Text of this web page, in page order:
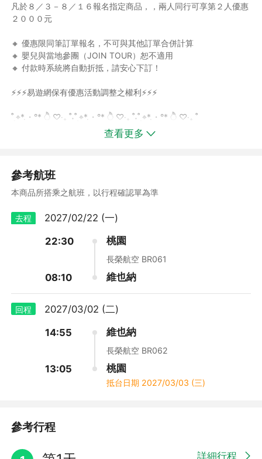
捷克最美童話小鎮~庫倫諾夫
1992年被聯合國指定為世界文化遺產的庫倫洛夫小鎮(又稱CK小
散發出濃郁的古典氣息，令人發思古之幽情。
夢幻湖區小鎮~哈斯塔特
湖水，猶如仙境童話般美麗，正是奧地利最具代表性的風景。
▸布拉格市民會館風味餐 ▸皮爾森啤酒館風味餐 ▸維也納必吃豬
肋排 ▸CK小鎮地窖餐廳風味餐 ▸湖區鱒魚料理 ▸維也納炸豬排
料理 ▸德國豬腳風味餐
歐規轉接插頭一個。
❶使用全新耳塞式導覽耳機，不重覆使用，無衛生疑慮；行程結束
後您可帶回家繼續使用。
❷耳機主機及收納袋請於返國時交還給領隊人員，如有遺失需賠償
凡於８／３－８／１６報名指定商品，，兩人同行可享第２人優惠
２０００元
🔸 優惠限同筆訂單報名，不可與其他訂單合併計算
🔸 嬰兒與當地參團（JOIN TOUR）恕不適用
🔸 付款時系統將自動折抵，請安心下訂！
⚡⚡⚡易遊網保有優惠活動調整之權利⚡⚡⚡
˚˳⌖*.・°* ੈ ♡‧₊ ˚˖˚˳⌖*.・°* ੈ ♡‧₊ ˚˖˚˳⌖*.・°* ੈ ♡‧₊ ˚
💚 生日月限定．暖心獻禮 🎂
乙份（每位壽星限贈乙份），讓易遊網陪您一起歡慶生日，為旅程
增添更多驚喜與美好回憶！🎁✨
🎀壽星生日禮須由旅客主動申請，並提供護照資料以供資格審核；
未提出申請者，視同放棄本項優惠。
✳️本活動不適用於嬰兒及 JOIN TOUR（當地參團）旅客。
查看更多
參考航班
本商品所搭乘之航班，以行程確認單為準
去程
2027/02/22 (一)
22:30
桃園
長榮航空 BR061
08:10 維也納
回程
2027/03/02 (二)
14:55
維也納
長榮航空 BR062
13:05 桃園
抵台日期 2027/03/03 (三)
參考行程
詳細行程